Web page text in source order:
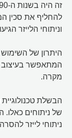
להחליף את סכין
וניתוחי הלייזר
היתרון של השימוש
המתאפשר בעיצוב
מקרה.
הבשלת
של ניתוחים
ניתוחי לייזר